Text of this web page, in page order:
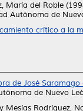
María del Roble
Autónoma de
crítico a la
de José
de Nuevo
y Mesías Rodríguez,